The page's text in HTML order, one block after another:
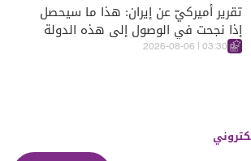
تقرير أميركيّ عن إيران: هذا ما سيحصل
إذا نجحت في الوصول إلى هذه الدولة
الآسيويّة
03:30 | 2026-08-06